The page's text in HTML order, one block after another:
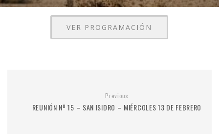
VER PROGRAMACIÓN
Previous
REUNIÓN Nº 15 – SAN ISIDRO – MIÉRCOLES 13 DE FEBRERO